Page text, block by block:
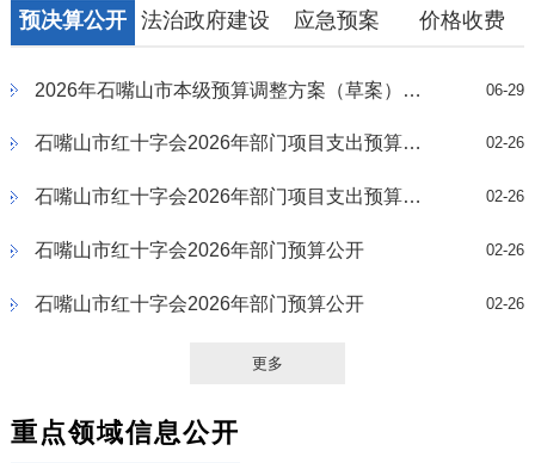
预决算公开 法治政府建设 应急预案 价格收费
2026年石嘴山市本级预算调整方案（草案）（第二次） 06-29
石嘴山市红十字会2026年部门项目支出预算绩效目标公开附件2 02-26
石嘴山市红十字会2026年部门项目支出预算绩效目标公开附件2 02-26
石嘴山市红十字会2026年部门预算公开 02-26
石嘴山市红十字会2026年部门预算公开 02-26
更多
重点领域信息公开